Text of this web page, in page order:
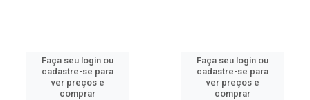
Faça seu login ou
cadastre-se para
ver preços e
comprar
Faça seu login ou
cadastre-se para
ver preços e
comprar